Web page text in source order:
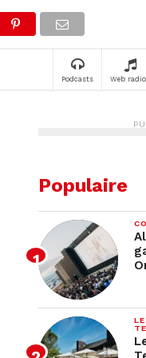
Podcasts Web
Populaire